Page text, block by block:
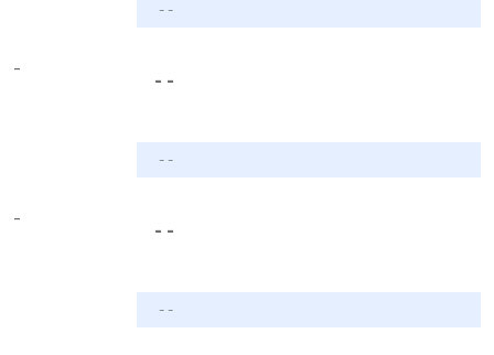
- -
-
- -
- -
-
- -
- -